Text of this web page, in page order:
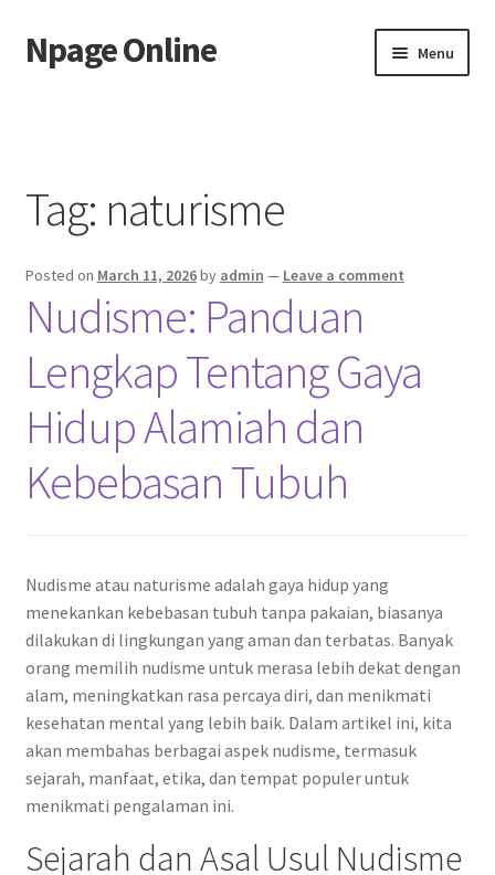
Skip
to
Skip
to
Npage Online Menu
Tag: naturisme
Posted on March 11, 2026by admin — Leave a comment
Nudisme: Panduan
Lengkap Tentang Gaya
Hidup Alamiah dan
Kebebasan Tubuh
Nudisme atau naturisme adalah gaya hidup yang
menekankan kebebasan tubuh tanpa pakaian, biasanya
dilakukan di lingkungan yang aman dan terbatas. Banyak
orang memilih nudisme untuk merasa lebih dekat dengan
alam, meningkatkan rasa percaya diri, dan menikmati
kesehatan mental yang lebih baik. Dalam artikel ini, kita
akan membahas berbagai aspek nudisme, termasuk
sejarah, manfaat, etika, dan tempat populer untuk
menikmati pengalaman ini.
Sejarah dan Asal Usul Nudisme